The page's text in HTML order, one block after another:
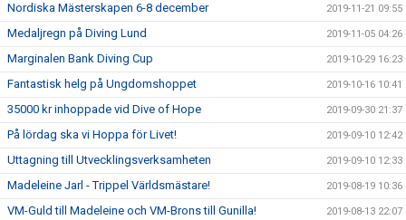
Nordiska Mästerskapen 6-8 december 2019-11-21 09:55
Medaljregn på Diving Lund 2019-11-05 04:26
Marginalen Bank Diving Cup 2019-10-29 16:23
Fantastisk helg på Ungdomshoppet 2019-10-16 10:41
35000 kr inhoppade vid Dive of Hope 2019-09-30 21:37
På lördag ska vi Hoppa för Livet! 2019-09-10 12:42
Uttagning till Utvecklingsverksamheten 2019-09-10 12:33
Madeleine Jarl - Trippel Världsmästare! 2019-08-19 10:36
VM-Guld till Madeleine och VM-Brons till Gunilla! 2019-08-13 22:07